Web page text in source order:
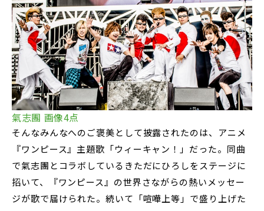
氣志團 画像4点
そんなみんなへのご褒美として披露されたのは、アニメ
『ワンピース』主題歌「ウィーキャン！」だった。同曲
で氣志團とコラボしているきただにひろしをステージに
招いて、『ワンピース』の世界さながらの熱いメッセー
ジが歌で届けられた。続いて「喧嘩上等」で盛り上げた